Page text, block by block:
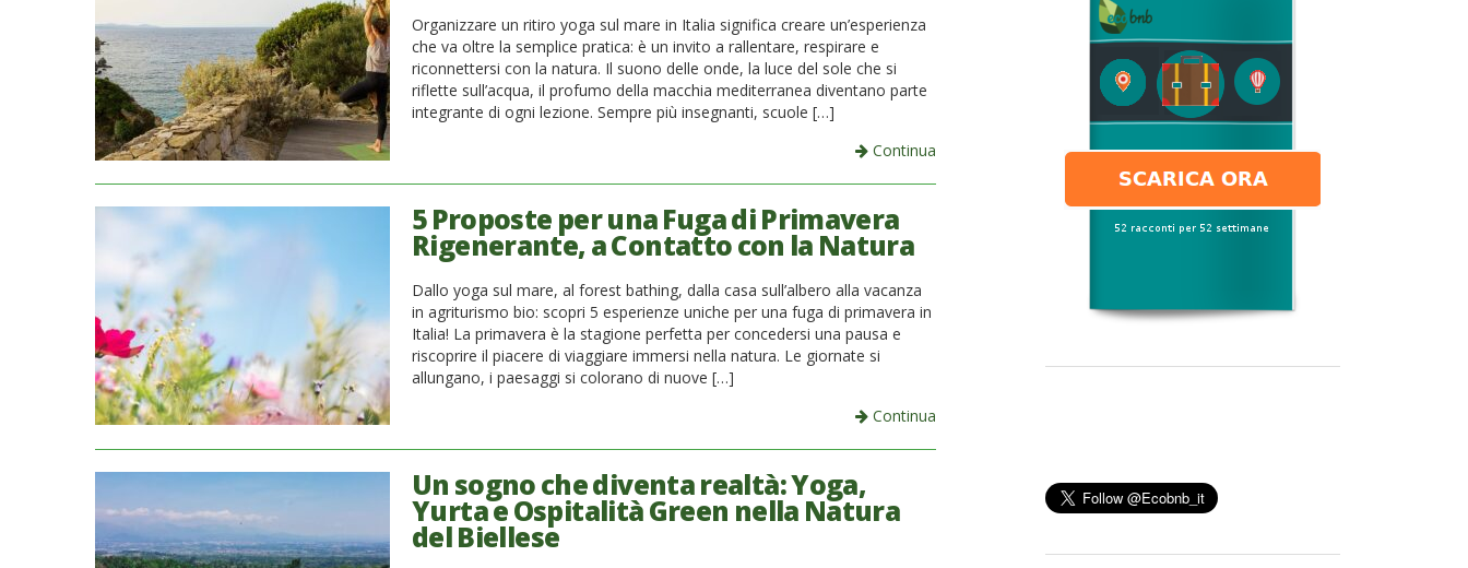
Organizzare un ritiro yoga sul mare in Italia significa creare un’esperienza
che va oltre la semplice pratica: è un invito a rallentare, respirare e
riconnettersi con la natura. Il suono delle onde, la luce del sole che si
riflette sull’acqua, il profumo della macchia mediterranea diventano parte
integrante di ogni lezione. Sempre più insegnanti, scuole […]
Continua
5 Proposte per una Fuga di Primavera
Rigenerante, a Contatto con la Natura
Dallo yoga sul mare, al forest bathing, dalla casa sull’albero alla vacanza
in agriturismo bio: scopri 5 esperienze uniche per una fuga di primavera in
Italia! La primavera è la stagione perfetta per concedersi una pausa e
riscoprire il piacere di viaggiare immersi nella natura. Le giornate si
allungano, i paesaggi si colorano di nuove […]
Continua
Un sogno che diventa realtà: Yoga,
Yurta e Ospitalità Green nella Natura
del Biellese